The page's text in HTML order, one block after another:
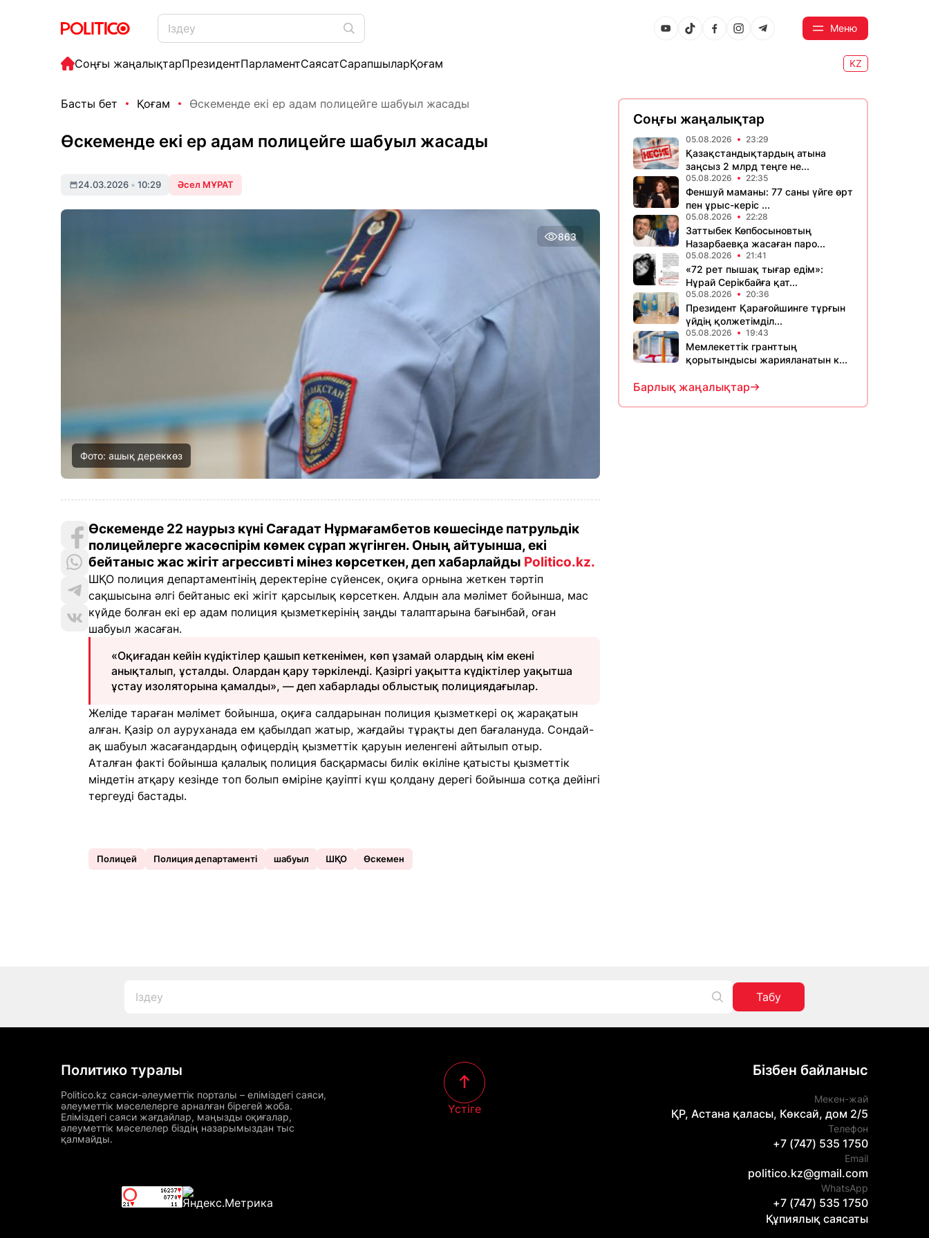
Меню
Соңғы жаңалықтарПрезидентПарламентСаясатСарапшыларҚоғам KZ
Басты бет Қоғам Өскеменде екі ер адам полицейге шабуыл жасады
Өскеменде екі ер адам полицейге шабуыл жасады
24.03.2026 • 10:29 Әсел МҰРАТ
863
Фото: ашық дереккөз
Өскеменде 22 наурыз күні Сағадат Нұрмағамбетов көшесінде патрульдік
полицейлерге жасөспірім көмек сұрап жүгінген. Оның айтуынша, екі
бейтаныс жас жігіт агрессивті мінез көрсеткен, деп хабарлайды Politico.kz.
ШҚО полиция департаментінің деректеріне сүйенсек, оқиға орнына жеткен тәртіп
сақшысына әлгі бейтаныс екі жігіт қарсылық көрсеткен. Алдын ала мәлімет бойынша, мас
күйде болған екі ер адам полиция қызметкерінің заңды талаптарына бағынбай, оған
шабуыл жасаған.
«Оқиғадан кейін күдіктілер қашып кеткенімен, көп ұзамай олардың кім екені
анықталып, ұсталды. Олардан қару тәркіленді. Қазіргі уақытта күдіктілер уақытша
ұстау изоляторына қамалды», — деп хабарлады облыстық полициядағылар.
Желіде тараған мәлімет бойынша, оқиға салдарынан полиция қызметкері оқ жарақатын
алған. Қазір ол ауруханада ем қабылдап жатыр, жағдайы тұрақты деп бағалануда. Сондай-
ақ шабуыл жасағандардың офицердің қызметтік қаруын иеленгені айтылып отыр.
Аталған факті бойынша қалалық полиция басқармасы билік өкіліне қатысты қызметтік
міндетін атқару кезінде топ болып өміріне қауіпті күш қолдану дерегі бойынша сотқа дейінгі
тергеуді бастады.
Полицей Полиция департаменті шабуыл ШҚО Өскемен
Соңғы жаңалықтар
05.08.2026 23:29
Қазақстандықтардың атына
заңсыз 2 млрд теңге не...
05.08.2026 22:35
Феншуй маманы: 77 саны үйге өрт
пен ұрыс-керіс ...
05.08.2026 22:28
Заттыбек Көпбосыновтың
Назарбаевқа жасаған паро...
05.08.2026 21:41
«72 рет пышақ тығар едім»:
Нұрай Серікбайға қат...
05.08.2026 20:36
Президент Қарағойшинге тұрғын
үйдің қолжетімділ...
05.08.2026 19:43
Мемлекеттік гранттың
қорытындысы жарияланатын к...
Барлық жаңалықтар
Табу
Политико туралы
Politico.kz саяси-әлеуметтік порталы – еліміздегі саяси,
әлеуметтік мәселелерге арналған бірегей жоба.
Еліміздегі саяси жағдайлар, маңызды оқиғалар,
әлеуметтік мәселелер біздің назарымыздан тыс
қалмайды.
Үстіге
Бізбен байланыс
Мекен-жай
ҚР, Астана қаласы, Көксай, дом 2/5
Телефон
+7 (747) 535 1750
Email
politico.kz@gmail.com
WhatsApp
+7 (747) 535 1750
Құпиялық саясаты